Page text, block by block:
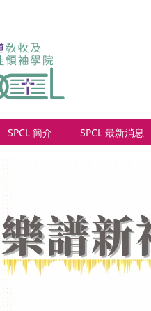
SPCL 簡介 SPCL 最新消息